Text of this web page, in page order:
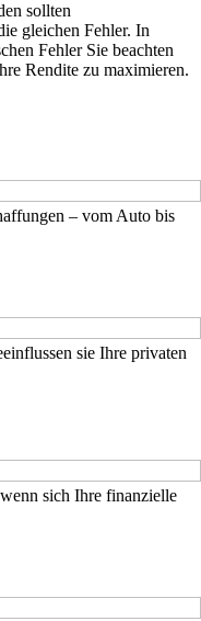
sollten
gleichen Fehler. In
Fehler Sie beachten
Rendite zu maximieren.
– vom Auto bis
sie Ihre privaten
sich Ihre finanzielle